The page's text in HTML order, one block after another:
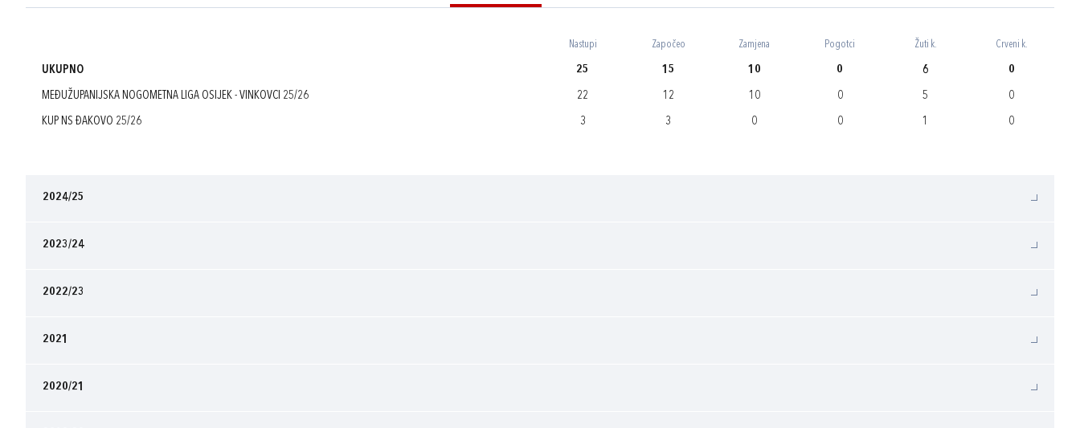
Nastupi Započeo Zamjena Pogotci Žuti k. Crveni k.
UKUPNO 25 15 10 0 6 0
MEĐUŽUPANIJSKA NOGOMETNA LIGA OSIJEK - VINKOVCI 25/26 22 12 10 0 5 0
KUP NS ĐAKOVO 25/26 3 3 0 0 1 0
2024/25
2023/24
2022/23
2021
2020/21